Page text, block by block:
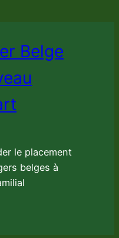
Belge
le placement
belges à